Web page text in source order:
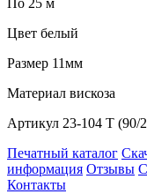
По 25 м
Цвет белый
Размер 11мм
Материал вискоза
Артикул 23-104 T (90/
Печатный каталог
информация Отзывы
Контакты